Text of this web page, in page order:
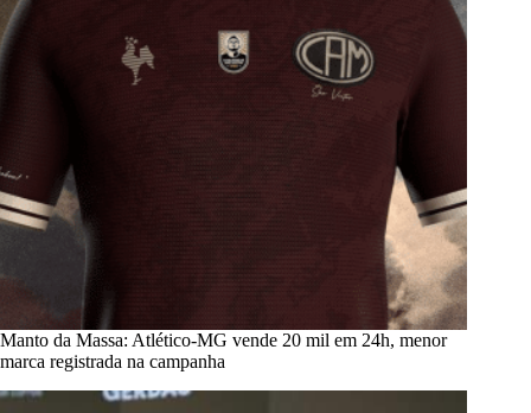
Manto da Massa: Atlético-MG vende 20 mil em 24h, menor
marca registrada na campanha